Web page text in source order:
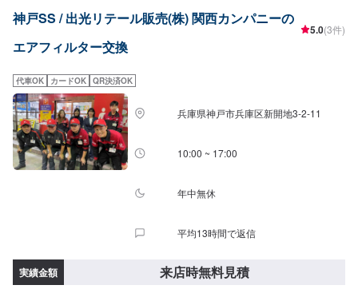
神戸SS / 出光リテール販売(株) 関西カンパニーの
エアフィルター交換
5.0(3件)
代車OK カードOK QR決済OK
兵庫県神戸市兵庫区新開地3-2-11
10:00 ~ 17:00
年中無休
平均13時間で返信
実績金額 来店時無料見積